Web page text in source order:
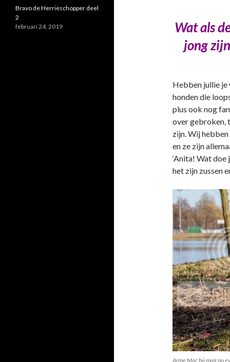
Wat als
jong
Hebben jullie je
honden die
plus ook nog
over gebroken,
zijn. Wij
en ze zijn
‘Anita! Wat
het zijn zussen
Arme Mac hij mag nu
Bravo de Herrieschopper deel
2
februari 24, 2019